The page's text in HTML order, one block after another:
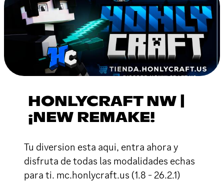
HONLYCRAFT NW |
¡NEW REMAKE!
Tu diversion esta aqui, entra ahora y
disfruta de todas las modalidades echas
para ti. mc.honlycraft.us (1.8 - 26.2.1)